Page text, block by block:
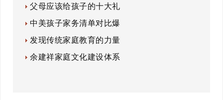
父母应该给孩子的十大礼
中美孩子家务清单对比爆
发现传统家庭教育的力量
余建祥家庭文化建设体系